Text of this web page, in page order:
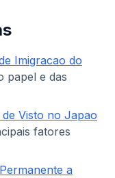
Imigracao do
papel e das
Visto no Japao
fatores
a